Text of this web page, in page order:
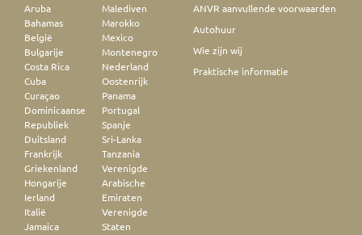
Aruba
Bahamas
België
Bulgarije
Costa Rica
Cuba
Curaçao
Dominicaanse
Republiek
Duitsland
Frankrijk
Griekenland
Hongarije
Ierland
Italië
Jamaica
Malediven
Marokko
Mexico
Montenegro
Nederland
Oostenrijk
Panama
Portugal
Spanje
Sri-Lanka
Tanzania
Verenigde
Arabische
Emiraten
Verenigde
Staten
ANVR aanvullende voorwaarden
Autohuur
Wie zijn wij
Praktische informatie